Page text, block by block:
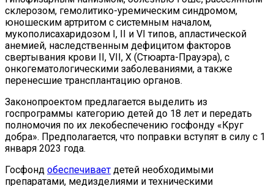
склерозом, гемолитико-уремическим синдромом,
юношеским артритом с системным началом,
мукополисахаридозом I, II и VI типов, апластической
анемией, наследственным дефицитом факторов
свертывания крови II, VII, X (Стюарта-Прауэра), с
онкогематологическими заболеваниями, а также
перенесшие трансплантацию органов.
Законопроектом предлагается выделить из
госпрограммы категорию детей до 18 лет и передать
полномочия по их лекобеспечению госфонду «Круг
добра». Предполагается, что поправки вступят в силу с 1
января 2023 года.
Госфонд обеспечивает детей необходимыми
препаратами, медизделиями и техническими